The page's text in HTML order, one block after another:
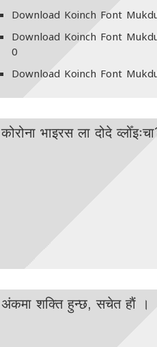
Download Koinch Font
Download Koinch Font
0
Download Koinch Font
कोरोना भाइरस ला दोदे
अंकमा शक्ति हुन्छ, सचेत हाैं ।